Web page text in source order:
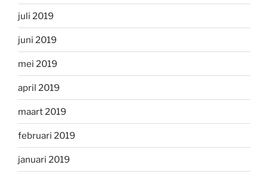
juli 2019
juni 2019
mei 2019
april 2019
maart 2019
februari 2019
januari 2019